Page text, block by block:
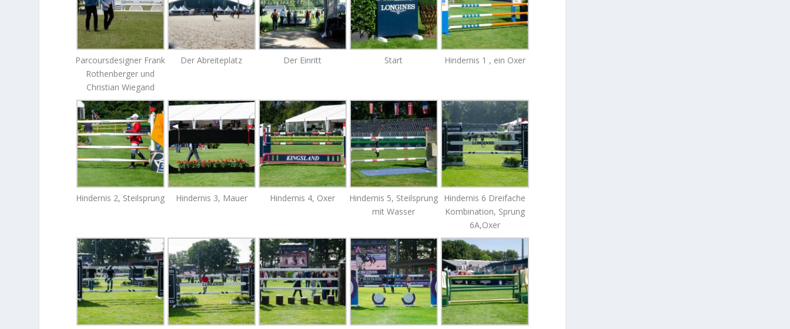
Parcoursdesigner Frank
Rothenberger und
Christian Wiegand
Der Abreiteplatz Der Einritt Start Hindernis 1 , ein Oxer
Hindernis 2, Steilsprung Hindernis 3, Mauer Hindernis 4, Oxer
Hindernis 5, Steilsprung
mit Wasser
Hindernis 6 Dreifache
Kombination, Sprung
6A,Oxer